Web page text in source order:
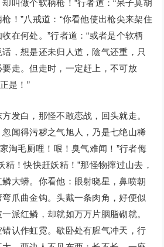
叫做个软柄枪！”行者道：“呆子莫胡
！”八戒道：“你看他使出枪尖来架住
在何处。”行者道：“或者是个软柄
，想是还未归人道，陰气还重，只
走。但走时，一定赶上，不可放
是！”
白，那怪不敢恋战，回头就走。
闻得污秽之气旭人，乃是七绝山稀
淘毛厕哩！哏！臭气难闻！”行者侮
精！快快赶妖精！”那怪物撺过山去，
大蟒。你看他：眼射晓星，鼻喷朝
爪曲金钩。头戴一条肉角，好便似
派红鳞，却就如万万片胭脂砌就。
认作虹霓。歇卧处有腥气冲天，行